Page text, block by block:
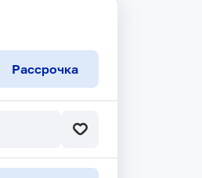
Рассрочка